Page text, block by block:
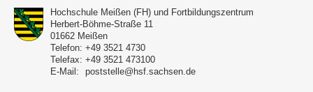
Hochschule Meißen (FH) und Fortbildungszentrum
Herbert-Böhme-Straße 11
01662 Meißen
Telefon: +49 3521 4730
Telefax: +49 3521 473100
E-Mail:
poststelle@hsf.sachsen.de